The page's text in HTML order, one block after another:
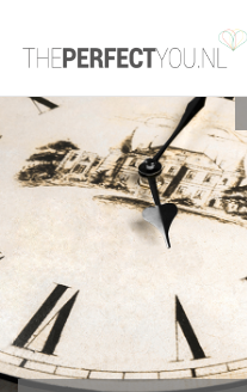
FOOD
DROOM HOME
STYLE